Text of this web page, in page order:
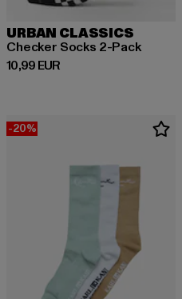
URBAN CLASSICS
Checker Socks 2-Pack
10,99 EUR
Derzeitiger Preis: 10,99 EUR
-20%